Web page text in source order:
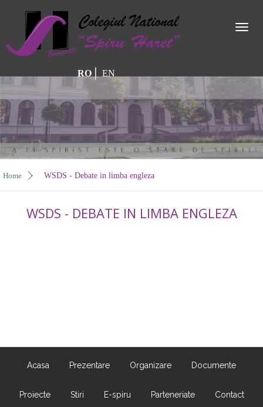
RO EN
Home WSDS - Debate in limba engleza
WSDS - DEBATE IN LIMBA ENGLEZA
Acasa Prezentare Organizare Documente
Proiecte Stiri E-spiru Parteneriate Contact